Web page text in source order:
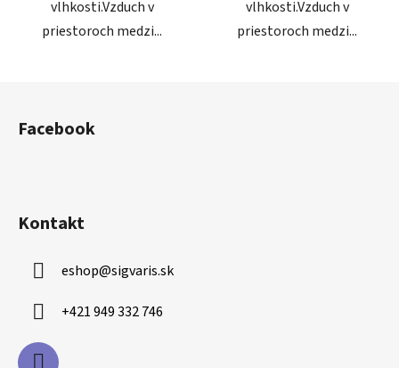
vlhkosti.Vzduch v
priestoroch medzi...
vlhkosti.Vzduch v
priestoroch medzi...
Facebook
Kontakt
eshop@sigvaris.sk
+421 949 332 746